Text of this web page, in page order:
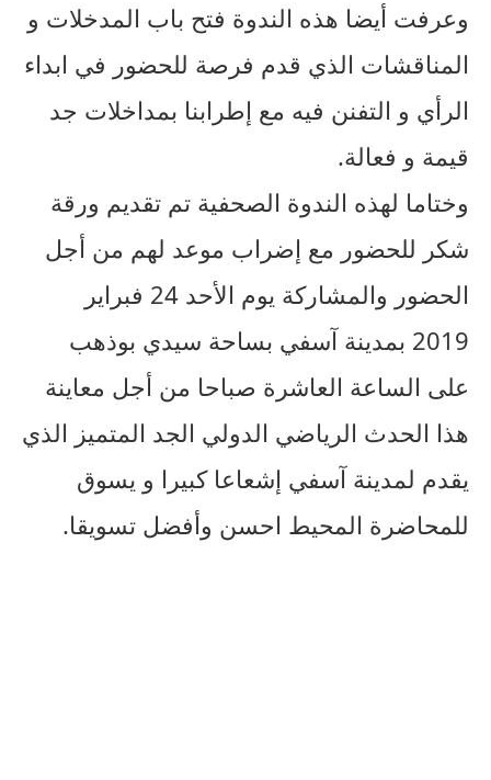
وعرفت أيضا هذه الندوة فتح باب المدخلات و
المناقشات الذي قدم فرصة للحضور في ابداء
الرأي و التفنن فيه مع إطرابنا بمداخلات جد
قيمة و فعالة.
وختاما لهذه الندوة الصحفية تم تقديم ورقة
شكر للحضور مع إضراب موعد لهم من أجل
الحضور والمشاركة يوم الأحد 24 فبراير
2019 بمدينة آسفي بساحة سيدي بوذهب
على الساعة العاشرة صباحا من أجل معاينة
هذا الحدث الرياضي الدولي الجد المتميز الذي
يقدم لمدينة آسفي إشعاعا كبيرا و يسوق
للمحاضرة المحيط احسن وأفضل تسويقا.